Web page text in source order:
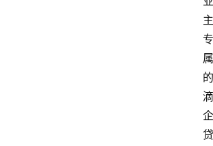
主
专
属
的
滴
企
贷